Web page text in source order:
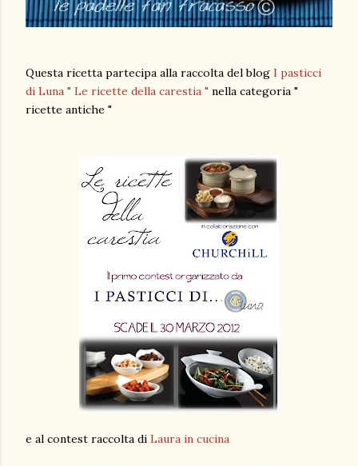
Questa ricetta partecipa alla raccolta del blog I pasticci
di Luna " Le ricette della carestia " nella categoria "
ricette antiche "
e al contest raccolta di Laura in cucina